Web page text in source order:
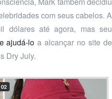
com seus cabelos. A
dólares até agora, mas seu
ajudá-lo a alcançar no site de
Dry July.
02